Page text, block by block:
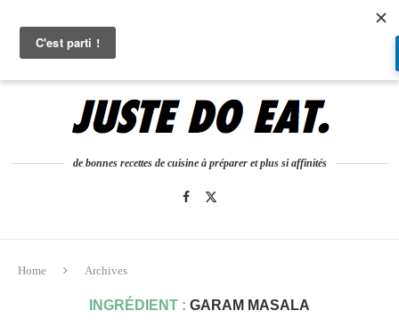
de bonnes recettes de cuisine à préparer et plus si affinités
Home Archives
INGRÉDIENT : GARAM MASALA